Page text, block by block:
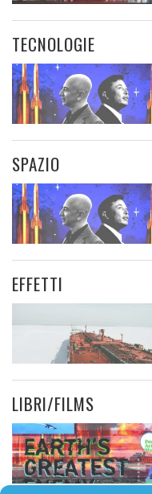
TECNOLOGIE
SPAZIO
EFFETTI
LIBRI/FILMS